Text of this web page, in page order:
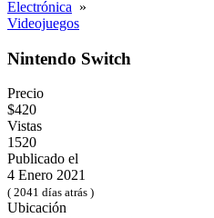
Electrónica »
Videojuegos
Nintendo Switch
Precio
$420
Vistas
1520
Publicado el
4 Enero 2021
( 2041 días atrás )
Ubicación